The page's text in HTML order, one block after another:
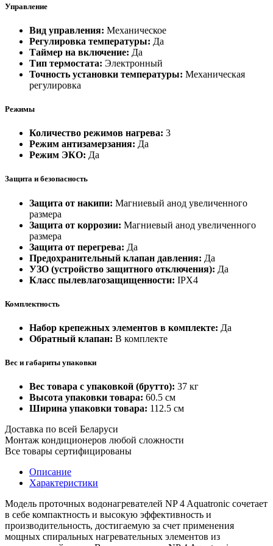
Управление
Вид управления: Механическое
Регулировка температуры: Да
Таймер на включение: Да
Тип термостата: Электронный
Точность установки температуры: Механическая
регулировка
Режимы
Количество режимов нагрева: 3
Режим антизамерзания: Да
Режим ЭКО: Да
Защита и безопасность
Защита от накипи: Магниевый анод увеличенного
размера
Защита от коррозии: Магниевый анод увеличенного
размера
Защита от перегрева: Да
Предохранительный клапан давления: Да
УЗО (устройство защитного отключения): Да
Класс пылевлагозащищенности: IPX4
Комплектность
Набор крепежных элементов в комплекте: Да
Обратный клапан: В комплекте
Вес и габариты упаковки
Вес товара с упаковкой (брутто): 37 кг
Высота упаковки товара: 60.5 см
Ширина упаковки товара: 112.5 см
Доставка по всей Беларуси
Монтаж кондиционеров любой сложности
Все товары сертифицированы
Описание
Характеристики
Модель проточных водонагревателей NP 4 Aquatronic сочетает
в себе компактность и высокую эффективность и
производительность, достигаемую за счет применения
мощных спиральных нагревательных элементов из